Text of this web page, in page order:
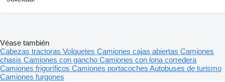
Véase también
Cabezas tractoras Volquetes Camiones cajas abiertas Camiones
chasis Camiones con gancho Camiones con lona corredera
Camiones frigoríficos Camiones portacoches Autobuses de turismo
Camiones furgones